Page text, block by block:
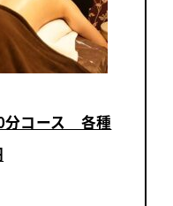
分コース 各種